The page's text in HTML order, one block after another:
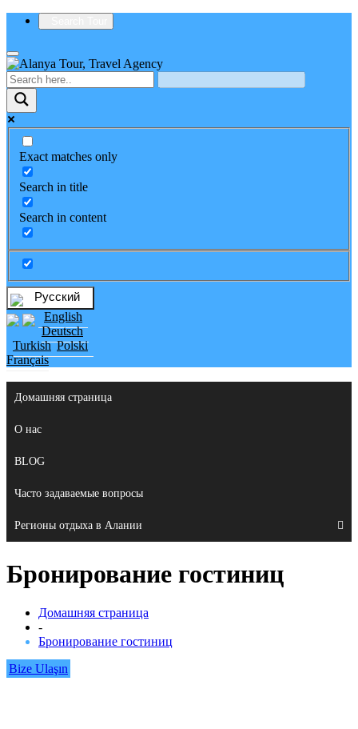
Exact matches only
Search in title
Search in content
Русский
English
Deutsch
Turkish Polski
Français
Домашняя страница
О нас
BLOG
Часто задаваемые вопросы
Регионы отдыха в Алании
Бронирование гостиниц
Домашняя страница
-
Бронирование гостиниц
Bize Ulaşın